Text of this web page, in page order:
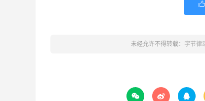

未经允许不得转载： 字节律
  